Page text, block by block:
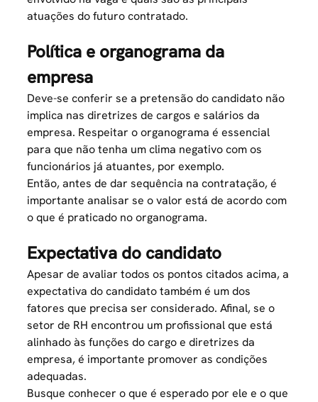
atuações do futuro contratado.
Política e organograma da
empresa
Deve-se conferir se a pretensão do candidato não
implica nas diretrizes de cargos e salários da
empresa. Respeitar o organograma é essencial
para que não tenha um clima negativo com os
funcionários já atuantes, por exemplo.
Então, antes de dar sequência na contratação, é
importante analisar se o valor está de acordo com
o que é praticado no organograma.
Expectativa do candidato
Apesar de avaliar todos os pontos citados acima, a
expectativa do candidato também é um dos
fatores que precisa ser considerado. Afinal, se o
setor de RH encontrou um profissional que está
alinhado às funções do cargo e diretrizes da
empresa, é importante promover as condições
adequadas.
Busque conhecer o que é esperado por ele e o que